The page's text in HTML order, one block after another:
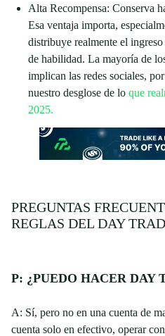
Alta Recompensa: Conserva
Esa ventaja importa,
distribuye realmente el
de habilidad. La mayoría de
implican las redes sociales,
nuestro desglose de lo que
2025.
PREGUNTAS
REGLAS DEL DAY
P: ¿PUEDO HACER DAY
A: Sí, pero no en una cuenta de
cuenta solo en efectivo, operar